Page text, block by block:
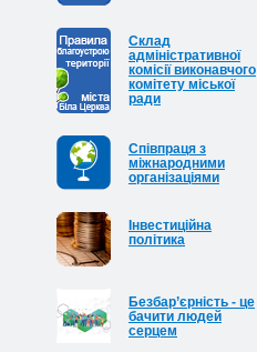
Cклад
адміністративної
комісії виконавчого
комітету міської
ради
Співпраця з
міжнародними
організаціями
Інвестиційна
політика
Безбар’єрність - це
бачити людей
серцем